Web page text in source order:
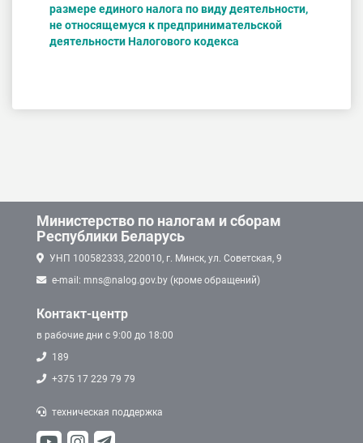
размере единого налога по виду деятельности,
не относящемуся к предпринимательской
деятельности Налогового кодекса
Министерство по налогам и сборам
Республики Беларусь
УНП 100582333, 220010, г. Минск, ул. Советская, 9
e-mail: mns@nalog.gov.by (кроме обращений)
Контакт-центр
в рабочие дни с 9:00 до 18:00
189
+375 17 229 79 79
техническая поддержка